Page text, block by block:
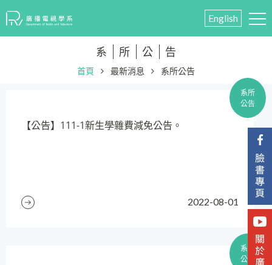
English
系 所 公 告
首頁 最新消息 系所公告
系所
公告
2022-08-01
【公告】111-1新生學雜費減免公告。
系所
公告